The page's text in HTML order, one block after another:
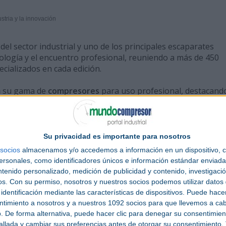
Su privacidad es importante para nosotros
socios almacenamos y/o accedemos a información en un dispositivo,
como identificadores únicos e información estándar
personalizado, medición de publicidad y contenido,
Con su permiso, nosotros y nuestros socios podemos utilizar datos
mediante las características de dispositivos. Puede
a nosotros y a nuestros 1092 socios para que llevemos a
De forma alternativa, puede hacer clic para denegar su
y cambiar sus preferencias antes de otorgar su consentimiento.
y la innovación
sector industrial y uno de los principales escaparates
y el encuentro profesional, reuniendo a más de 450
en cada edición.
gama de compresores para uso profesional,
estacionarios
C08 / Pabellón 4).
una cuidada selección de sumaquinariapara
y pisones de compactación, martillos picadores y
y útiles para la construcción eindustria.
aspiradores industriales con función sincronizada-
maquinaria electroportátil.